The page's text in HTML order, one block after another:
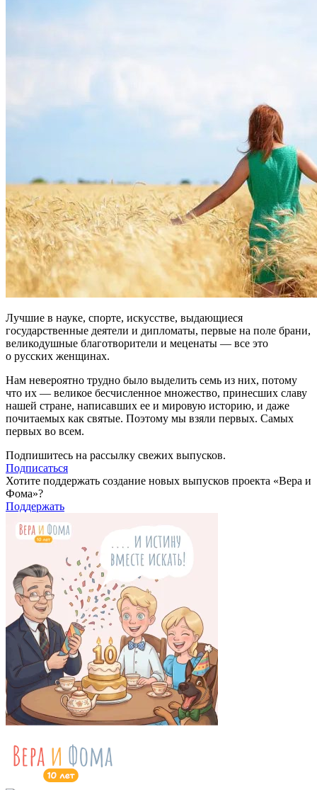
Лучшие в науке, спорте, искусстве, выдающиеся
государственные деятели и дипломаты, первые на поле брани,
великодушные благотворители и меценаты — все это
о русских женщинах.
Нам невероятно трудно было выделить семь из них, потому
что их — великое бесчисленное множество, принесших славу
нашей стране, написавших ее и мировую историю, и даже
почитаемых как святые. Поэтому мы взяли первых. Самых
первых во всем.
Подпишитесь на рассылку свежих выпусков.
Подписаться
Хотите поддержать создание новых выпусков проекта «Вера и
Фома»?
Поддержать